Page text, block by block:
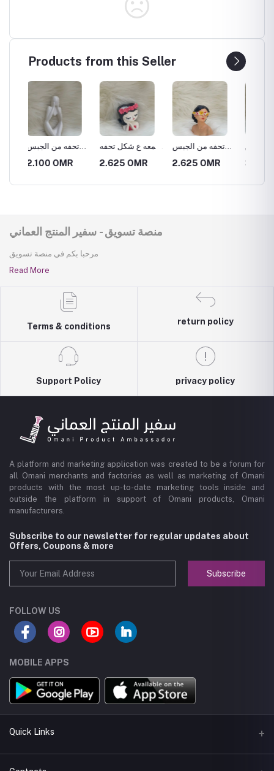
Products from this Seller
شمعه ع شكل تحفه
جميله من الجبس
2.625 OMR
تحفه من الجبس
بشكل جميل
2.625 OMR
شمعه جميله من
الجبس وبها رسوم
جميله
3.150 OMR
منصة تسويق - سفير المنتج العماني
مرحبا بكم في منصة تسويق
Read More
Terms & conditions
return policy
Support Policy privacy policy
A platform and marketing application was created to be a forum for
all Omani merchants and factories as well as marketing of Omani
products with the most up-to-date marketing tools inside and
outside the platform in support of Omani products, Omani
manufacturers.
Subscribe to our newsletter for regular updates about
Offers, Coupons & more
Subscribe
FOLLOW US
MOBILE APPS
Quick Links
About us